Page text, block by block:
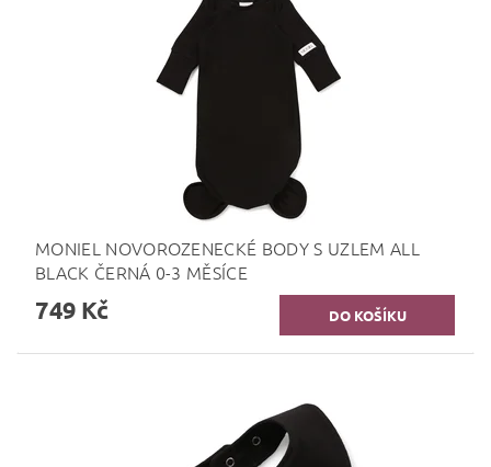
MONIEL NOVOROZENECKÉ BODY S UZLEM ALL
BLACK ČERNÁ 0-3 MĚSÍCE
749 Kč